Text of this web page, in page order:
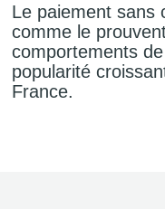
Le paiement sans
comme le
comportements
popularité
France.